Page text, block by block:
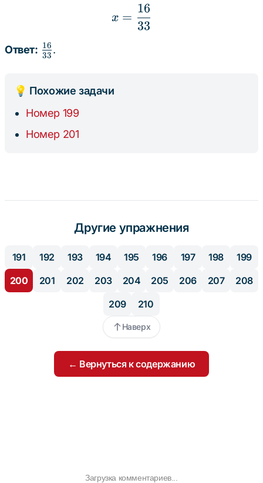
x = \frac{16}{33}
x =
33
16
Ответ: \frac{16}
{33}
33
16 .
💡 Похожие задачи
Номер 199
Номер 201
Другие упражнения
191 192 193 194 195 196 197 198
199
200
201 202 203 204 205 206 207
208
209
210
Наверх
← Вернуться к содержанию
Загрузка комментариев...